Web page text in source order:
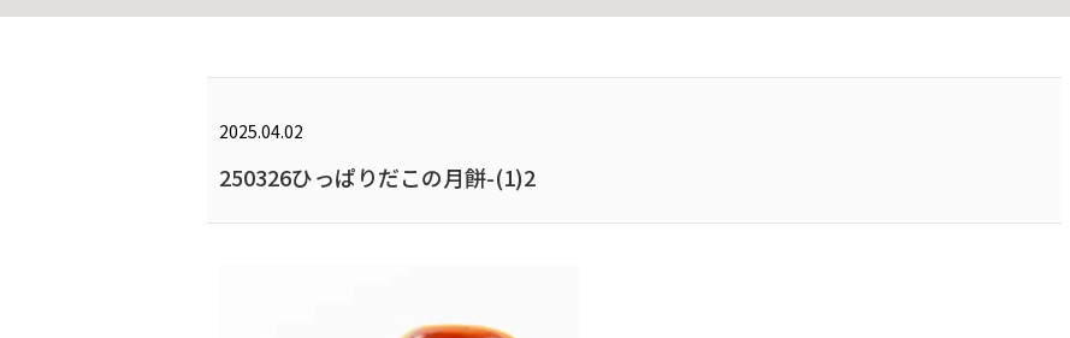
2025.04.02
250326ひっぱりだこの月餅-(1)2